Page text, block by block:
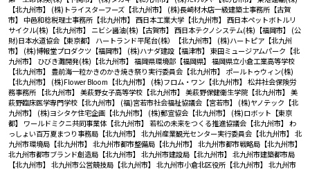
【北九州市】 (株)トライスターフーズ【北九州市】 (株)長崎材木店一級建築士事務所【古賀
市】 中邑和稔税理士事務所【北九州市】 西日本工業大学【北九州市】 西日本ペットボトルリ
サイクル(株)【北九州市】 ニビシ醤油(株)【古賀市】 西日本テクノシステム(株)【福岡市】 (公
財)日本水道協会【東京都】 ハートランド平尾台(株）【北九州市】 (株)ハートピア【北九州
市】 (株)博報堂プロダクツ【福岡市】 (株)ハナダ建設【福津市】 東田ミュージアムパーク【北
九州市】 ひびき灘開発(株)【北九州市】 福岡県環境部【福岡県】 福岡県立小倉工業高等学校
【北九州市】 豊前海一粒かきのかき焼き祭り実行委員会【北九州市】 ポールトゥウィン(株)
【北九州市】 (株)Flower Bloom【北九州市】 (株)フロム・ワン【北九州市】 松井社会保険労
務事務所 【北九州市】 美萩野女子高等学校【北九州市】 美萩野保健衛生学院【北九州市】 美
萩野臨床医学専門学校【北九州市】 (福)宮若市社会福祉協議会【宮若市】 (株)ヤノテック【北
九州市】 (株)ヨシタケ住宅企画【北九州市】 (株)郵宣協会【北九州市】 (株)ロボット【東京
都】 ワールドミクニ共同事業体【北九州市】 若松の未来をつくる推進協議会【北九州市】 わ
っしょい百万夏まつり事務局【北九州市】 北九州産業観光センター実行委員会【北九州市】 北
九州市環境局【北九州市】 北九州市都市整備局【北九州市】 北九州市都市戦略局【北九州市】
北九州市都市ブランド創造局【北九州市】 北九州市建設局【北九州市】 北九州市建築都市局
【北九州市】 北九州市公営競技局【北九州市】 北九州市小倉北区役所【北九州市】 北九州市